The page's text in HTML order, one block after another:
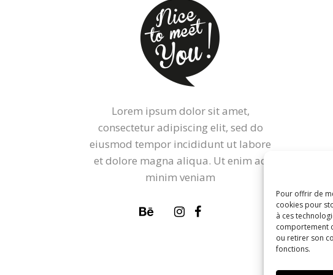
Pour offrir de
cookies pour
à ces
comportement
ou retirer son
fonctions.
Lorem ipsum dolor sit amet,
consectetur adipiscing elit, sed do
eiusmod tempor incididunt ut labore
et dolore magna aliqua. Ut enim ad
minim veniam